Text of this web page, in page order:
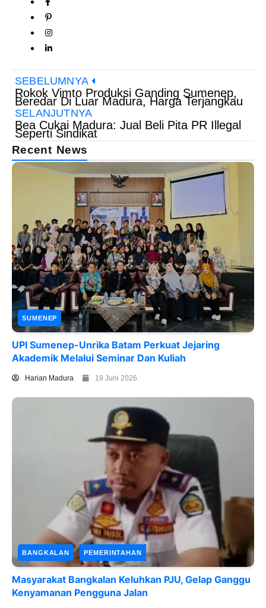
SEBELUMNYA
Rokok Vimto Produksi Ganding Sumenep,
Beredar Di Luar Madura, Harga Terjangkau
SELANJUTNYA
Bea Cukai Madura: Jual Beli Pita PR Illegal
Seperti Sindikat
Recent News
SUMENEP
UPI Sumenep-Unrika Batam Perkuat Jejaring
Akademik Melalui Seminar Dan Kuliah
Harian Madura 19 Juni 2026
BANGKALAN PEMERINTAHAN
Masyarakat Bangkalan Keluhkan PJU, Gelap Ganggu
Kenyamanan Pengguna Jalan